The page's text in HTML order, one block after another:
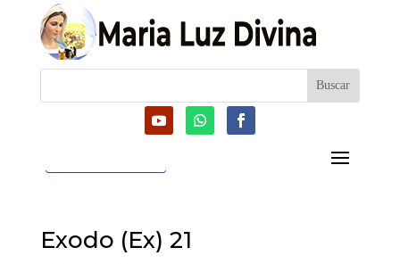
Exodo (Ex) 21